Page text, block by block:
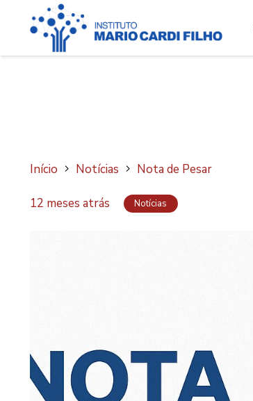
Início Notícias Nota de Pesar
12 meses atrás Notícias